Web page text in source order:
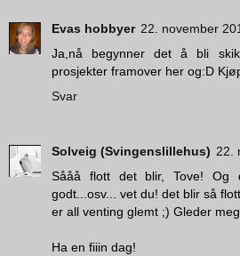
Evas hobbyer 22. november
Ja,nå begynner det å bli
prosjekter framover her og:D
Svar
Solveig (Svingenslillehus) 22.
Sååå flott det blir, Tove! Og
godt...osv... vet du! det blir så
er all venting glemt ;) Gleder
Ha en fiiin dag!